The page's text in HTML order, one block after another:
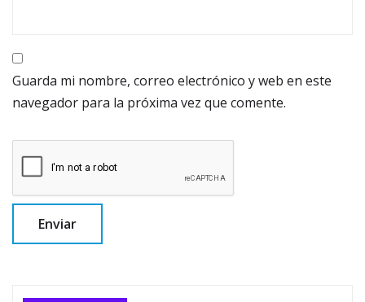
Guarda mi nombre, correo electrónico y web en este
navegador para la próxima vez que comente.